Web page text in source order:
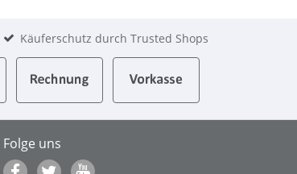
Käuferschutz durch Trusted Shops
Folge uns